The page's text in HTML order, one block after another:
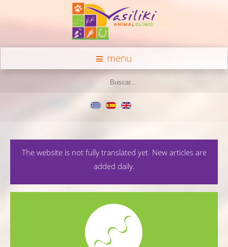
menu
The website is not fully translated yet. New articles are
added daily.